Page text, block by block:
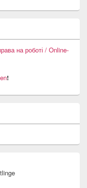
на роботі / Online-
!